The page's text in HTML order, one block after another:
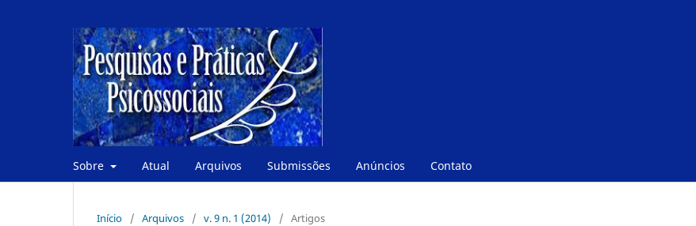
Sobre Atual Arquivos Submissões Anúncios Contato
Início / Arquivos / v. 9 n. 1 (2014) / Artigos